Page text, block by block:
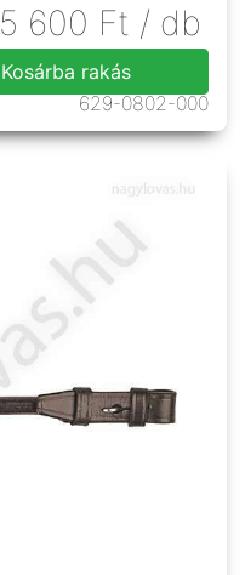
5 600 Ft / db
Kosárba rakás
629-0802-000